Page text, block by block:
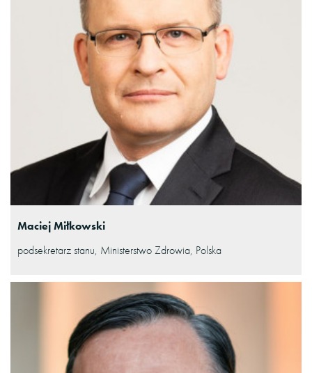
Maciej Miłkowski
podsekretarz stanu, Ministerstwo Zdrowia, Polska